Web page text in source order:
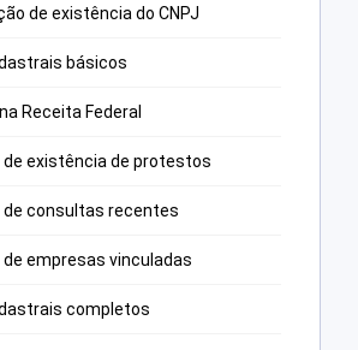
de existência do CNPJ
básicos
Receita Federal
de existência de protestos
de consultas recentes
de empresas vinculadas
completos